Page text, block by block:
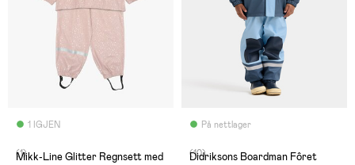
1 IGJEN
(1)
Mikk-Line Glitter Regnsett med
På nettlager
(10)
Didriksons Boardman Fôret